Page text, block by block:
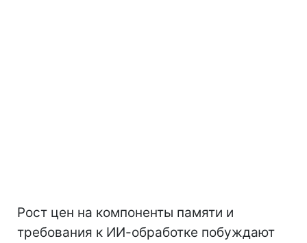
Рост цен на компоненты памяти и
требования к ИИ-обработке побуждают